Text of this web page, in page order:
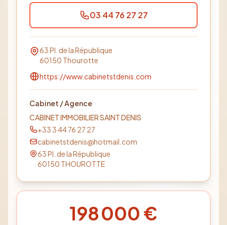
03 44 76 27 27
63 Pl. de la République
60150 Thourotte
https://www.cabinetstdenis.com
Cabinet / Agence
CABINET IMMOBILIER SAINT DENIS
+33 3 44 76 27 27
cabinetstdenis@hotmail.com
63 Pl. de la République
60150 THOUROTTE
198 000 €